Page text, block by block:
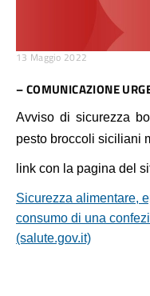
13 Maggio 2022
– COMUNICAZIONE
Avviso di sicurezza
pesto broccoli siciliani
link con la pagina del
Sicurezza alimentare,
consumo di una
(salute.gov.it)